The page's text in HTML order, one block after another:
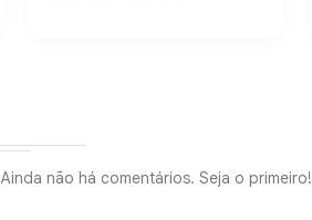
Ainda não há comentários. Seja o primeiro!